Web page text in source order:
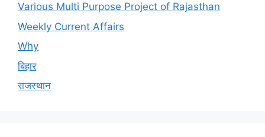
Various Multi Purpose Project of Rajasthan
Weekly Current Affairs
Why
बिहार
राजस्थान